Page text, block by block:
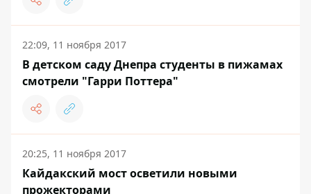
22:09, 11 ноября 2017
В детском саду Днепра студенты в пижамах
смотрели "Гарри Поттера"
20:25, 11 ноября 2017
Кайдакский мост осветили новыми
прожекторами